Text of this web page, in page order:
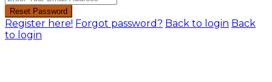
Reset Password
Register here! Forgot password? Back to login Back
to login